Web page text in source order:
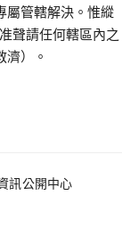
屬管轄解決。惟縱
聲請任何轄區內之
濟）。
訊公開中心